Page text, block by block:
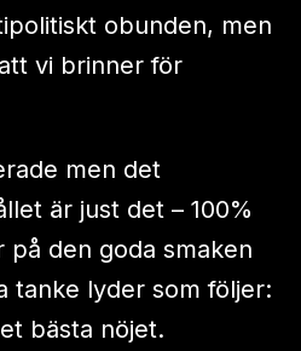
obunden, men
vi brinner för
men det
är just det – 100%
den goda smaken
tanke lyder som följer:
bästa nöjet.